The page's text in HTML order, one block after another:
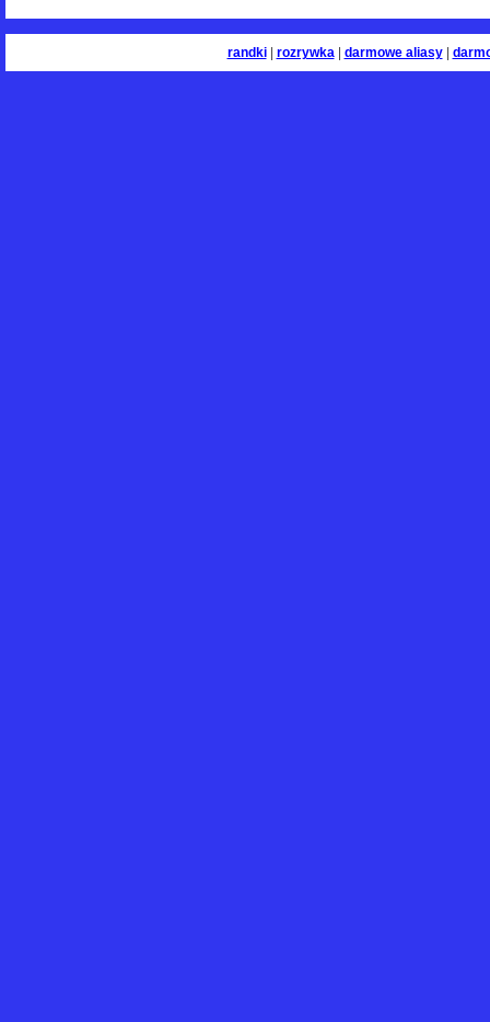
randki| rozrywka| darmowe aliasy|